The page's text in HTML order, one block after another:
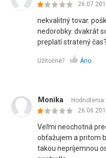
nekvalitný tovar.
nedorobky. dvakrát
preplatí stratený čas?
Užitočné? Áno
Monika
Veľmi neochotná
obťažujem a pritom
takou nepríjemnou